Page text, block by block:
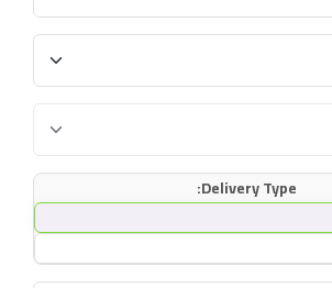
Delivery Type: